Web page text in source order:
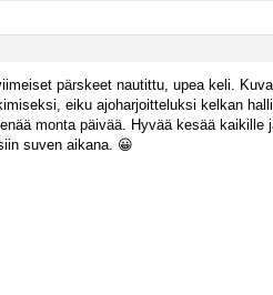
pärskeet nautittu, upea keli.
eiku ajoharjoitteluksi kelkan
monta päivää. Hyvää kesää kaikille
suven aikana. 😀